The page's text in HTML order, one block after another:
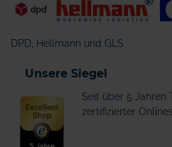
DPD, Hellmann und GLS
Unsere Siegel
Seit über 5 Jahren
zertifizierter